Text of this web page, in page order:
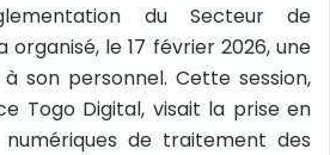
du Secteur de
organisé, le 17 février 2026, une
son personnel. Cette session,
Togo Digital, visait la prise en
de traitement des